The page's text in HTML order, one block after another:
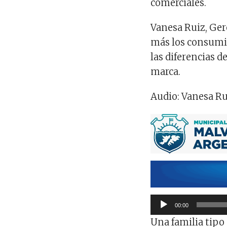
comerciales.
Vanesa Ruiz,
más los
las diferencias
marca.
Audio: Vanesa
Reproductor
de
00:00
Una familia tipo